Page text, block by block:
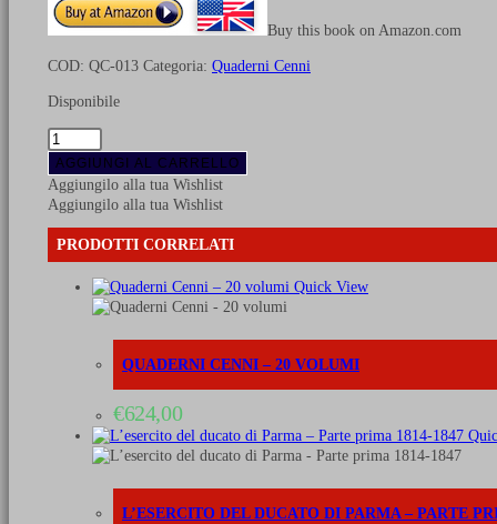
Buy this book on Amazon.com
COD: QC-013 Categoria: Quaderni Cenni
Disponibile
L'esercito
dello
stato
della
Chiesa
1683-
1870
quantità
AGGIUNGI AL CARRELLO
Aggiungilo alla tua Wishlist
Aggiungilo alla tua Wishlist
PRODOTTI CORRELATI
Quick View
QUADERNI CENNI – 20 VOLUMI
€624,00
L’ESERCITO DEL DUCATO DI PARMA – PARTE